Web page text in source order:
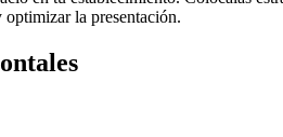
optimizar la presentación.